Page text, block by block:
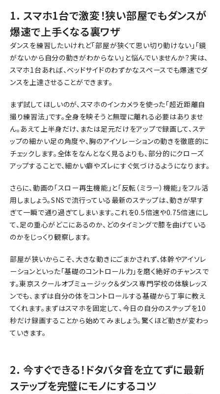
1. スマホ1台で激変！狭い部屋でもダンスが
爆速で上手くなる裏ワザ
ダンスを練習したいけれど「部屋が狭くて思い切り動けない」「鏡
がないから自分の動きがわからない」と悩んでいませんか？実は、
スマホ1台あれば、ベッドサイドのわずかなスペースでも爆速でダ
ンスを上達させることができます。
まず試してほしいのが、スマホのインカメラを使った「超近距離自
撮り練習法」です。全身を映そうと無理に離れる必要はありませ
ん。あえて上半身だけ、または足元だけをアップで録画して、ステ
ップの細かい足の角度や、胸のアイソレーションの動きを徹底的に
チェックします。全体をなんとなく見るよりも、部分的にクローズ
アップすることで、細かい癖やズレにすぐ気づけるようになります。
さらに、動画の「スロー再生機能」と「反転（ミラー）機能」をフル活
用しましょう。SNSで流行っている最新のステップは、動きが早す
ぎて一瞬で通り過ぎてしまいます。これを0.5倍速や0.75倍速にし
て、足の重心がどこにあるのか、どのタイミングで膝を曲げている
のかをじっくり観察します。
部屋が狭いからこそ、大きな動きにごまかされず、体幹やアイソレ
ーションといった「基礎のコントロール力」を磨く絶好のチャンスで
す。東京スクールオブミュージック＆ダンス専門学校の体験レッス
ンでも、まずは自分の体をコントロールする基礎から丁寧に教え
てくれます。まずはスマホを固定して、今日の自分のステップを10
秒だけ録画することから始めてみましょう。驚くほど動きが変わっ
ていきます。
2. 今すぐできる！ドタバタ音を立てずに最新
ステップを完璧にモノにするコツ